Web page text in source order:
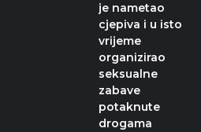
je nametao
cjepiva i u isto
vrijeme
organizirao
seksualne
zabave
potaknute
drogama